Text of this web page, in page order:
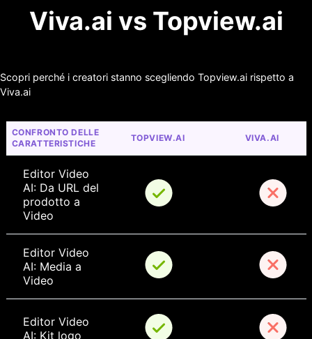
Viva.ai vs Topview.ai
Scopri perché i creatori stanno scegliendo Topview.ai rispetto a
Viva.ai
CONFRONTO DELLE
CARATTERISTICHE
TOPVIEW.AI VIVA.AI
Editor Video
AI: Da URL del
prodotto a
Video
Editor Video
AI: Media a
Video
Editor Video
AI: Kit logo